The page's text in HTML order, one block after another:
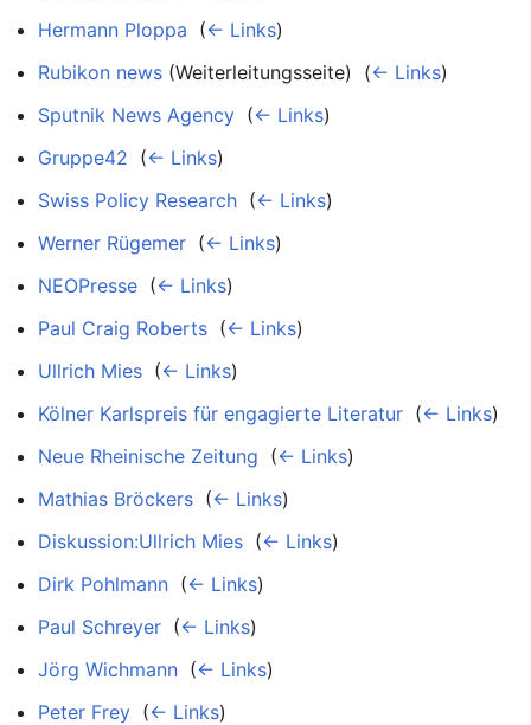
Hermann Ploppa (← Links)
Rubikon news (Weiterleitungsseite) ‎ (← Links)
Sputnik News Agency (← Links)
Gruppe42 (← Links)
Swiss Policy Research (← Links)
Werner Rügemer (← Links)
NEOPresse (← Links)
Paul Craig Roberts (← Links)
Ullrich Mies (← Links)
Kölner Karlspreis für engagierte Literatur (← Links)
Neue Rheinische Zeitung (← Links)
Mathias Bröckers (← Links)
Diskussion:Ullrich Mies (← Links)
Dirk Pohlmann (← Links)
Paul Schreyer (← Links)
Jörg Wichmann (← Links)
Peter Frey (← Links)